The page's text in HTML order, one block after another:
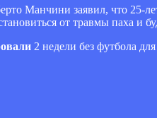
Манчини заявил, что 25-
от травмы паха и
2 недели без футбола